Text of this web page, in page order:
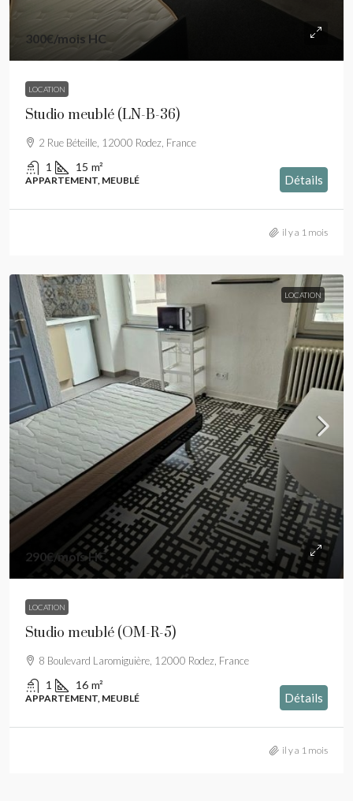
300€/mois HC
LOCATION
Studio meublé (LN-B-36)
2 Rue Béteille, 12000 Rodez, France
1 15 m²
APPARTEMENT, MEUBLÉ Détails
il y a 1 mois
LOCATION
290€/mois HC
LOCATION
Studio meublé (OM-R-5)
8 Boulevard Laromiguière, 12000 Rodez, France
1 16 m²
APPARTEMENT, MEUBLÉ Détails
il y a 1 mois